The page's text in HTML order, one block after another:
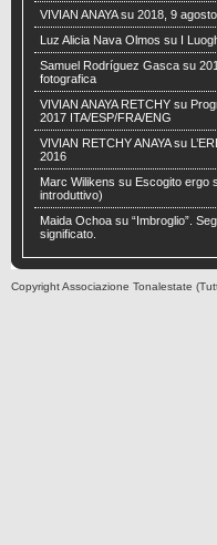
VIVIAN ANAYAsu 2018, 9
Luz Alicia Nava Olmos su I
Samuel Rodríguez Gasca su
fotografica
VIVIAN ANAYA RETCHY su
2017 ITA/ESP/FRA/ENG
VIVIAN RETCHY ANAYAsu
2016
Marc Wilikens su Escogito ergo
introduttivo)
Maida Ochoa su “Imbroglio”.
significato.
Copyright Associazione Tonalestate